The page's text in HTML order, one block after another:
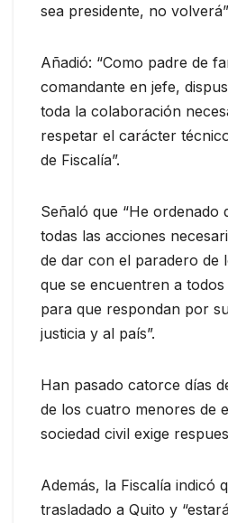
sea presidente, no
Añadió: “Como padre de
comandante en jefe,
toda la colaboración
respetar el carácter
de Fiscalía”.
Señaló que “He ordenado
todas las acciones
de dar con el paradero de
que se encuentren a
para que respondan por
justicia y al país”.
Han pasado catorce días
de los cuatro menores de
sociedad civil exige
Además, la Fiscalía indicó
trasladado a Quito y